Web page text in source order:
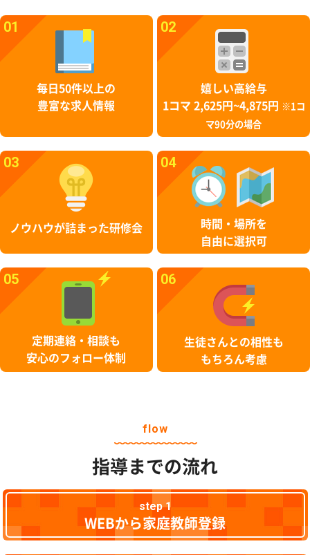
01
毎日50件以上の
豊富な求人情報
02
嬉しい高給与
1コマ 2,625円~4,875円
※1コ
マ90分の場合
03
ノウハウが詰まった研修会
04
時間・場所を
自由に選択可
05
定期連絡・相談も
安心のフォロー体制
06
生徒さんとの相性も
もちろん考慮
flow
指導までの流れ
step 1
WEBから家庭教師登録